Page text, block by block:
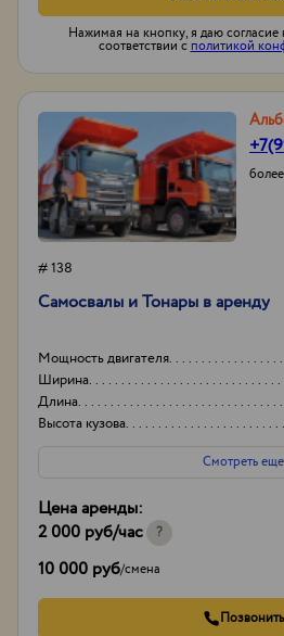
Нажимая на кнопку, я даю
соответствии с политикой
# 138
Самосвалы и Тонары в аренду
Мощность двигателя
Ширина
Длина
Высота кузова
Смотреть еще
Цена аренды:
2 000 руб/час ?
10 000 руб/смена
Позвонить